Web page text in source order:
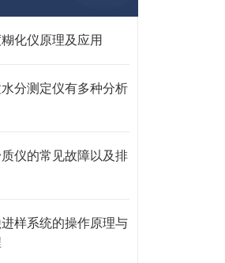
化仪原理及应用
分测定仪有多种分析
仪的常见故障以及排
样系统的操作原理与